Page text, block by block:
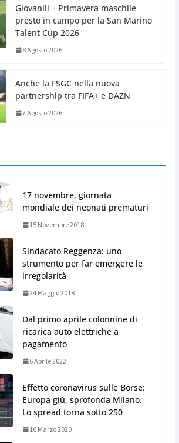
Giovanili – Primavera maschile
presto in campo per la San Marino
Talent Cup 2026
8 Agosto 2026
Anche la FSGC nella nuova
partnership tra FIFA+ e DAZN
7 Agosto 2026
17 novembre, giornata
mondiale dei neonati prematuri
15 Novembre 2018
Sindacato Reggenza: uno
strumento per far emergere le
irregolarità
24 Maggio 2018
Dal primo aprile colonnine di
ricarica auto elettriche a
pagamento
6 Aprile 2022
Effetto coronavirus sulle Borse:
Europa giù, sprofonda Milano.
Lo spread torna sotto 250
16 Marzo 2020